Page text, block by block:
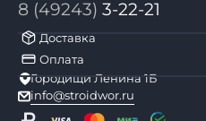
8 (49243) 3-22-21
Доставка
Оплата
Городищи Ленина 1Б
info@stroidwor.ru